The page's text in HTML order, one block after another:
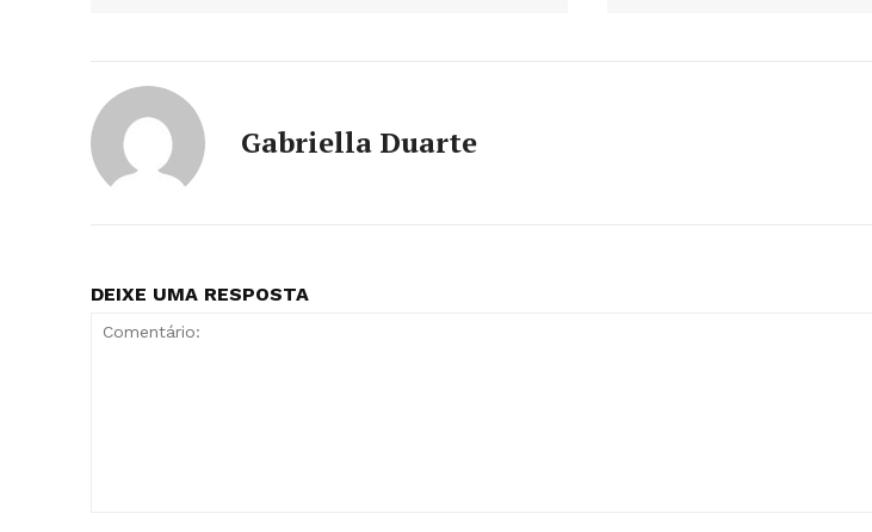
Gabriella Duarte
DEIXE UMA RESPOSTA